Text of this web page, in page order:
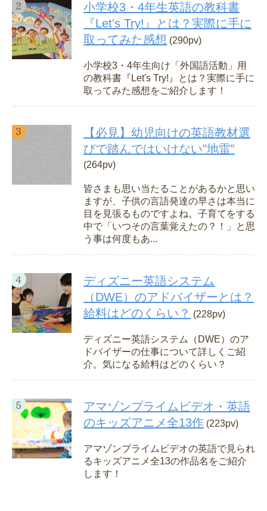
小学校3・4年生英語の教科書
『Let's Try!』とは？実際に手に
取ってみた感想 (290pv)
小学校3・4年生向け「外国語活動」用
の教科書『Let's Try!』とは？実際に手に
取ってみた感想をご紹介します！
【必見】幼児向けの英語教材選
びで踏んではいけない”地雷”
(264pv)
皆さまも思い当たることがあるかと思い
ますが、子供の言語発達の早さは本当に
目を見張るものですよね。子育てをする
中で「いつその言葉覚えたの？！」と思
う事は何度もあ...
ディズニー英語システム
（DWE）のアドバイザーとは？
給料はどのくらい？ (228pv)
ディズニー英語システム（DWE）のア
ドバイザーの仕事について詳しくご紹
介。気になる給料はどのくらい？
アマゾンプライムビデオ・英語
のキッズアニメ全13作 (223pv)
アマゾンプライムビデオの英語で見られ
るキッズアニメ全13の作品名をご紹介
します！